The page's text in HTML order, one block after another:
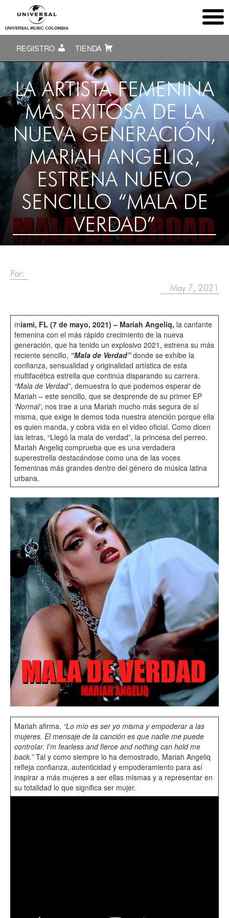
REGISTRO TIENDA
LA ARTISTA FEMENINA
MÁS EXITOSA DE LA
NUEVA GENERACIÓN,
MARIAH ANGELIQ,
ESTRENA NUEVO
SENCILLO “MALA DE
VERDAD”
Por:
May 7, 2021
miami, FL (7 de mayo, 2021) – Mariah Angeliq, la cantante
femenina con el más rápido crecimiento de la nueva
generación, que ha tenido un explosivo 2021, estrena su más
reciente sencillo, “Mala de Verdad”donde se exhibe la
confianza, sensualidad y originalidad artística de esta
multifacética estrella que continúa disparando su carrera.
“Mala de Verdad”, demuestra lo que podemos esperar de
Mariah – este sencillo, que se desprende de su primer EP
‘Normal’, nos trae a una Mariah mucho más segura de sí
misma, que exige le demos toda nuestra atención porque ella
es quien manda, y cobra vida en el video oficial. Como dicen
las letras, “Llegó la mala de verdad”, la princesa del perreo.
Mariah Angeliq comprueba que es una verdadera
superestrella destacándose como una de las voces
femeninas más grandes dentro del género de música latina
urbana.
Mariah afirma, “Lo mío es ser yo misma y empoderar a las
mujeres. El mensaje de la canción es que nadie me puede
controlar. I’m fearless and fierce and nothing can hold me
back.”Tal y como siempre lo ha demostrado, Mariah Angeliq
refleja confianza, autenticidad y empoderamiento para así
inspirar a más mujeres a ser ellas mismas y a representar en
su totalidad lo que significa ser mujer.